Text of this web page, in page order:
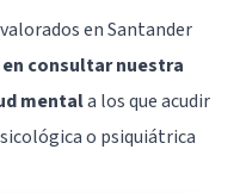
en Santander
en consultar nuestra
mentala los que acudir
o psiquiátrica